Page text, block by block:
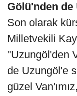
Gölü'nden
Son olarak
Milletvekili
"Uzungöl'den
de Uzungöl'e
güzel